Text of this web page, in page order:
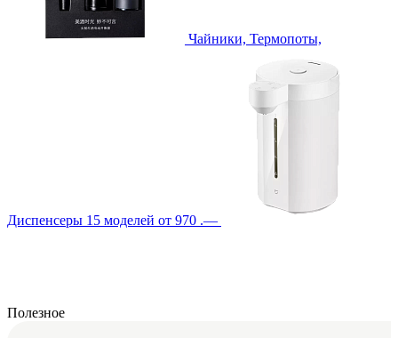
Чайники, Термопоты,
Диспенсеры 15 моделей от 970 .—
Полезное